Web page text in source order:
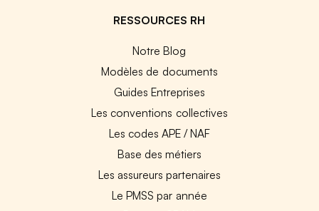
RESSOURCES RH
Notre Blog
Modèles de documents
Guides Entreprises
Les conventions collectives
Les codes APE / NAF
Base des métiers
Les assureurs partenaires
Le PMSS par année